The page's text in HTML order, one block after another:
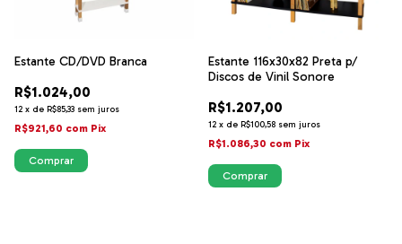
Estante CD/DVD Branca
R$1.024,00
12 x de R$85,33 sem juros
R$921,60 com Pix
Estante 116x30x82 Preta p/
Discos de Vinil Sonore
R$1.207,00
12 x de R$100,58 sem juros
R$1.086,30 com Pix